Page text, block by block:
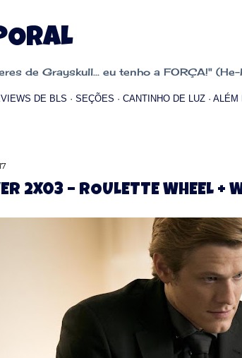
de Grayskull... eu tenho a FORÇA!"
DE BLS SEÇÕES CANTINHO DE LUZ ALÉM
2X03 – ROULETTE WHEEL +